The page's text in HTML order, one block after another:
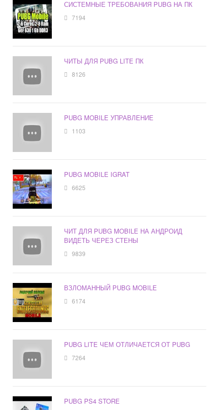
СИСТЕМНЫЕ ТРЕБОВАНИЯ PUBG НА ПК
7194
ЧИТЫ ДЛЯ PUBG LITE ПК
8126
PUBG MOBILE УПРАВЛЕНИЕ
1103
PUBG MOBILE IGRAT
6625
ЧИТ ДЛЯ PUBG MOBILE НА АНДРОИД
ВИДЕТЬ ЧЕРЕЗ СТЕНЫ
9839
ВЗЛОМАННЫЙ PUBG MOBILE
6174
PUBG LITE ЧЕМ ОТЛИЧАЕТСЯ ОТ PUBG
7264
PUBG PS4 STORE